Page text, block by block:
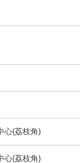
心(荔枝角)
心(荔枝角)